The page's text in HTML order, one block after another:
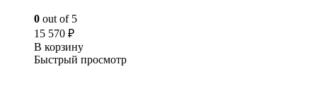
0 out of 5
15 570 ₽
В корзину
Быстрый просмотр